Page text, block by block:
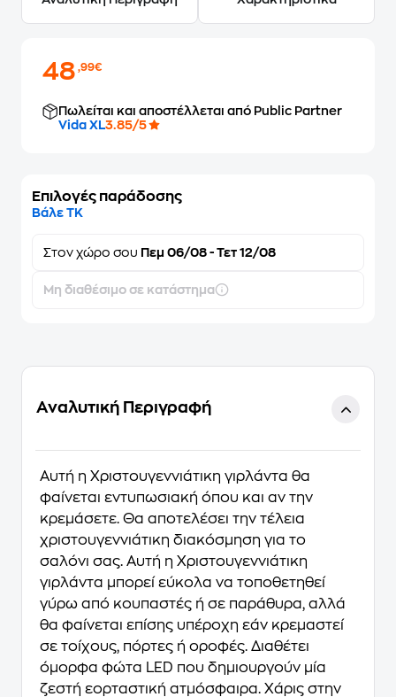
48,99€
Πωλείται και αποστέλλεται από Public Partner
Vida XL3.85/5
Επιλογές παράδοσης
Βάλε ΤΚ
Στον χώρο σου Πεμ 06/08 - Τετ 12/08
Μη διαθέσιμο σε κατάστημα
Αναλυτική Περιγραφή
Αυτή η Χριστουγεννιάτικη γιρλάντα θα
φαίνεται εντυπωσιακή όπου και αν την
κρεμάσετε. Θα αποτελέσει την τέλεια
χριστουγεννιάτικη διακόσμηση για το
σαλόνι σας. Αυτή η Χριστουγεννιάτικη
γιρλάντα μπορεί εύκολα να τοποθετηθεί
γύρω από κουπαστές ή σε παράθυρα, αλλά
θα φαίνεται επίσης υπέροχη εάν κρεμαστεί
σε τοίχους, πόρτες ή οροφές. Διαθέτει
όμορφα φώτα LED που δημιουργούν μία
ζεστή εορταστική ατμόσφαιρα. Χάρις στην